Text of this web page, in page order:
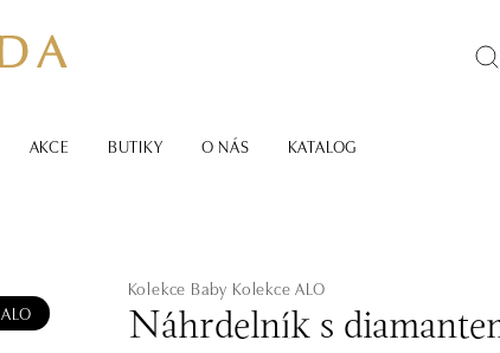
AKCE BUTIKY O NÁS KATALOG
ALO
Kolekce Baby Kolekce ALO
Náhrdelník s